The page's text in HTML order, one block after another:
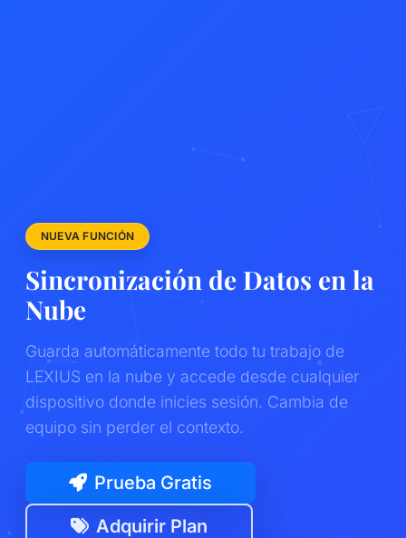
NUEVA FUNCIÓN
Sincronización de Datos en la
Nube
Guarda automáticamente todo tu trabajo de
LEXIUS en la nube y accede desde cualquier
dispositivo donde inicies sesión. Cambia de
equipo sin perder el contexto.
Prueba Gratis
Adquirir Plan